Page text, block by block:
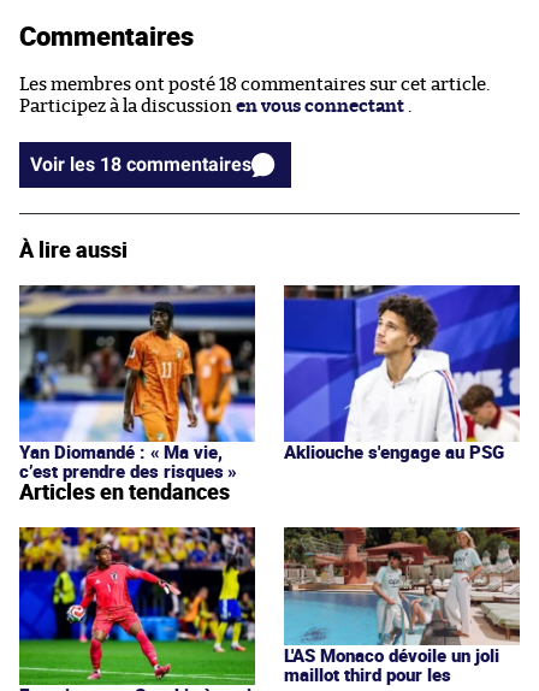
Commentaires
Les membres ont posté 18 commentaires sur cet article.
Participez à la discussion en vous connectant .
Voir les 18 commentaires
À lire aussi
Yan Diomandé : « Ma vie,
c’est prendre des risques »
Akliouche s'engage au PSG
Articles en tendances
L'AS Monaco dévoile un joli
maillot third pour les